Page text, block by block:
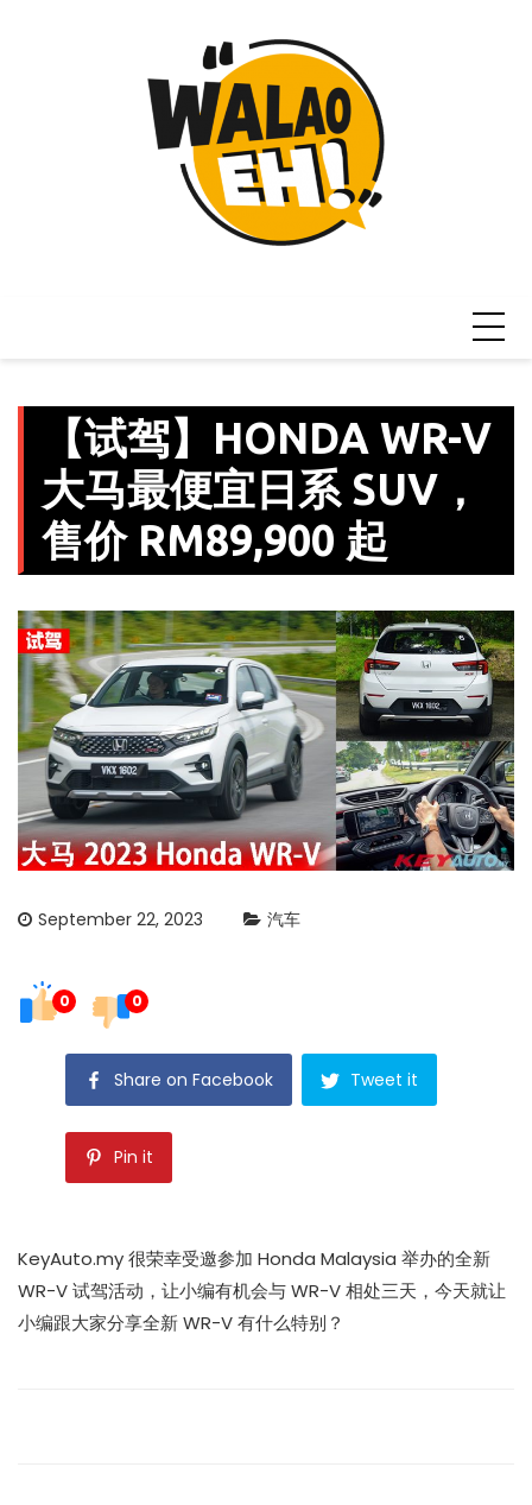
【试驾】HONDA WR-V
大马最便宜日系 SUV，
售价 RM89,900 起
September 22, 2023 汽车
0 0
Share on Facebook Tweet it
Pin it
KeyAuto.my 很荣幸受邀参加 Honda Malaysia 举办的全新
WR-V 试驾活动，让小编有机会与 WR-V 相处三天，今天就让
小编跟大家分享全新 WR-V 有什么特别？